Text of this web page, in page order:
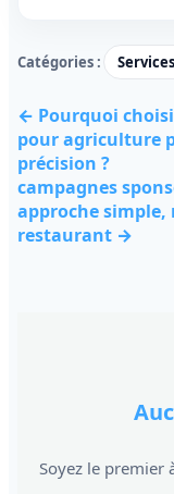
Catégories :
← Pourquoi
pour agriculture
précision ?
campagnes
approche
restaurant →
Soyez le premier